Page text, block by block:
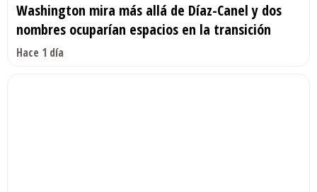
Washington mira más allá de Díaz-Canel y dos
nombres ocuparían espacios en la transición
Hace 1 día